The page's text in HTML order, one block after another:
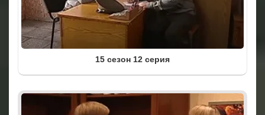
15 сезон 12 серия